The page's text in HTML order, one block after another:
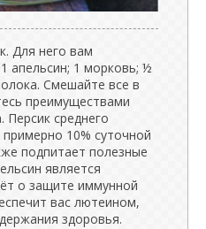
Для него вам
апельсин; 1 морковь; ½
Смешайте все в
преимуществами
Персик среднего
10% суточной
подпитает полезные
является
о защите иммунной
вас лютеином,
здоровья.